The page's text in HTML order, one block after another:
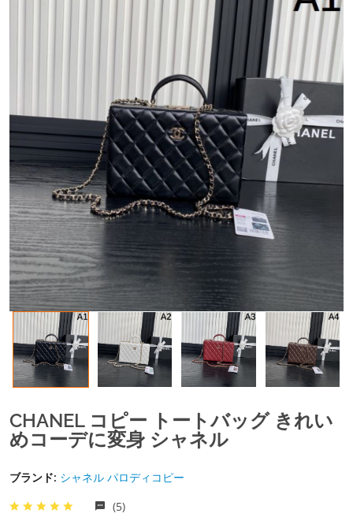
CHANEL コピー トートバッグ きれい
めコーデに変身 シャネル
ブランド: シャネル パロディコピー
(5)